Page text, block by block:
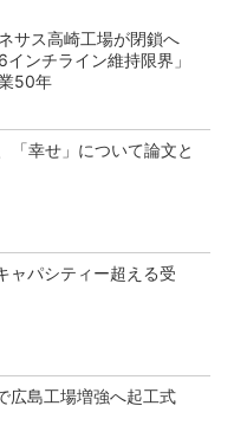
サス高崎工場が閉鎖へ
6インチライン維持限界」
50年
「幸せ」について論文と
ャパシティー超える受
広島工場増強へ起工式